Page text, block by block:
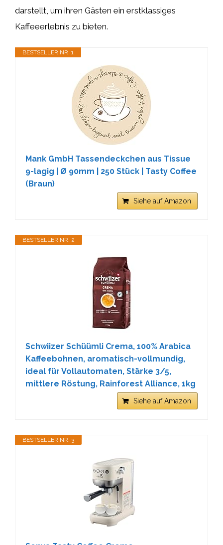
darstellt, um ihren Gästen ein erstklassiges
Kaffeeerlebnis zu bieten.
BESTSELLER NR. 1
Mank GmbH Tassendeckchen aus Tissue
9-lagig | Ø 90mm | 250 Stück | Tasty Coffee
(Braun)
Siehe auf Amazon
BESTSELLER NR. 2
Schwiizer Schüümli Crema, 100% Arabica
Kaffeebohnen, aromatisch-vollmundig,
ideal für Vollautomaten, Stärke 3/5,
mittlere Röstung, Rainforest Alliance, 1kg
Siehe auf Amazon
BESTSELLER NR. 3